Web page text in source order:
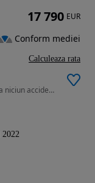
1798 cm3 • 122 CP • Provenienta: Romania - Fara niciun accident - GARANTIE 10 ANI
2022
17 790 EUR
Conform mediei
Calculeaza rata